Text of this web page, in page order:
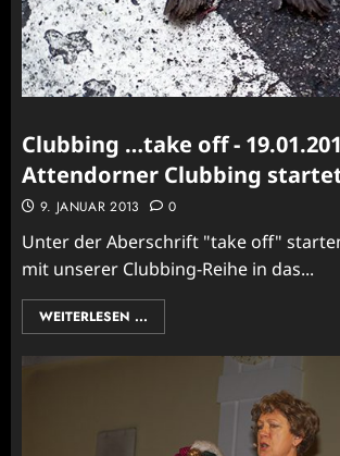
Clubbing …take off -
Attendorner Clubbing
9. JANUAR 2013 0
Unter der Aberschrift "take off"
mit unserer Clubbing-Reihe in das...
WEITERLESEN ...